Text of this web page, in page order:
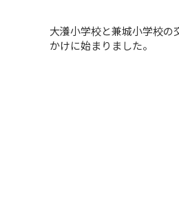
大瀁小学校と兼城小学校の
かけに始まりました。